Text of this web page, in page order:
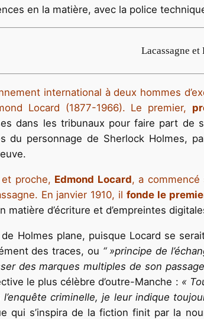
en la matière, avec la police
Lacassagne
international à deux hommes
Locard (1877-1966). Le premier,
dans les tribunaux pour faire part de
du personnage de Sherlock Holmes,
proche, Edmond Locard, a
En janvier 1910, il fonde le
matière d’écriture et d’empreintes
de Holmes plane, puisque Locard se
des traces, ou “ »principe de
des marques multiples de son
le plus célèbre d’outre-Manche : «
criminelle, je leur indique
qui s’inspira de la fiction finit par la